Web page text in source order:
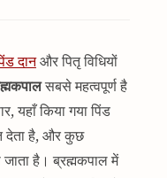
दानऔर पितृ विधियों
सबसे महत्वपूर्ण है
यहाँ किया गया पिंड
देता है, और कुछ
जाता है। ब्रह्मकपाल में